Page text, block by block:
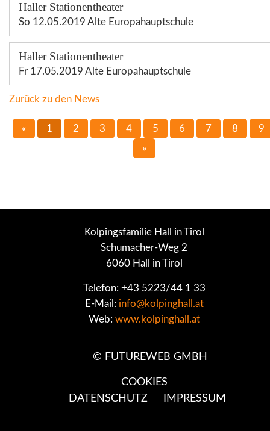
Haller Stationentheater
So 12.05.2019 Alte Europahauptschule
Haller Stationentheater
Fr 17.05.2019 Alte Europahauptschule
Zurück zu den News
« 1 2 3 4 5 6 7 8
9
»
Kolpingsfamilie Hall in Tirol
Schumacher-Weg 2
6060 Hall in Tirol
Telefon: +43 5223/44 1 33
E-Mail: info@kolpinghall.at
Web: www.kolpinghall.at
© FUTUREWEB GMBH
COOKIES
DATENSCHUTZ
IMPRESSUM